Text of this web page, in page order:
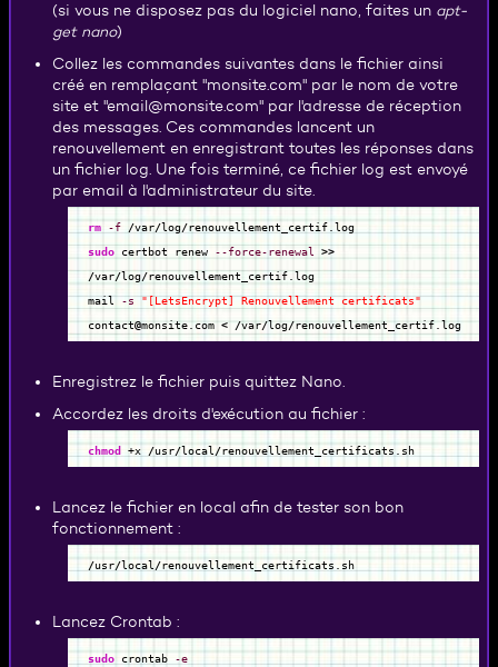
(si vous ne disposez pas du logiciel nano, faites un apt-
get nano)
Collez les commandes suivantes dans le fichier ainsi
créé en remplaçant "monsite.com" par le nom de votre
site et "email@monsite.com" par l'adresse de réception
des messages. Ces commandes lancent un
renouvellement en enregistrant toutes les réponses dans
un fichier log. Une fois terminé, ce fichier log est envoyé
par email à l'administrateur du site.
rm -f /var/log/renouvellement_certif.log
sudo certbot renew --force-renewal
>>
/var/log/renouvellement_certif.log
mail-s "[LetsEncrypt] Renouvellement certificats"
contact@monsite.com< /var/log/renouvellement_certif.log
Enregistrez le fichier puis quittez Nano.
Accordez les droits d'exécution au fichier :
chmod +x /usr/local /renouvellement_certificats.sh
Lancez le fichier en local afin de tester son bon
fonctionnement :
/usr/local /renouvellement_certificats.sh
Lancez Crontab :
sudo crontab -e